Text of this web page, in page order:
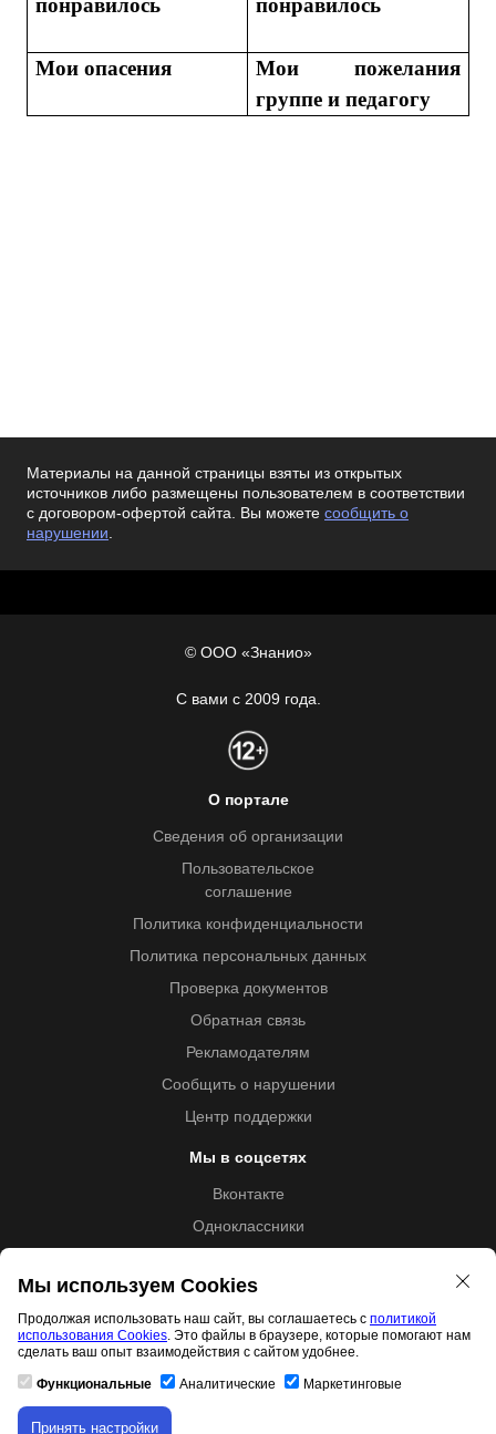
понравилось
понравилось
Мои опасения
Мои пожелания
группе и педагогу
Материалы на данной страницы взяты из открытых
источников либо размещены пользователем в соответствии
с договором-офертой сайта. Вы можете сообщить о
нарушении.
© ООО «Знанио»
С вами с 2009 года.
О портале
Сведения об организации
Пользовательское
соглашение
Политика конфиденциальности
Политика персональных данных
Проверка документов
Обратная связь
Рекламодателям
Сообщить о нарушении
Центр поддержки
Мы в соцсетях
Вконтакте
Одноклассники
Образовательная лицензия №5257 от 09.09.2020 (Л035-
01253-67/00192487)
Мы используем Cookies
Продолжая использовать наш сайт, вы соглашаетесь с политикой
использования Cookies. Это файлы в браузере, которые помогают нам
сделать ваш опыт взаимодействия с сайтом удобнее.
Функциональные Аналитические Маркетинговые
Принять настройки